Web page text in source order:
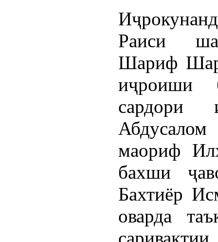
Раиси
Шариф
иҷроиши
сардори
маориф
бахши
Бахтиёр
оварда